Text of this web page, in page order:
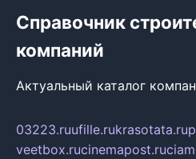
Справочник
компаний
Актуальный каталог
03223.ruufille.rukrasotata.ru
veetbox.rucinemapost.ru